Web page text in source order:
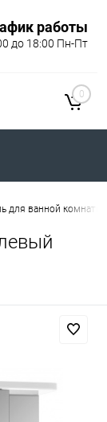
работы
до 18:00 Пн-Пт
0
для ванной комнаты